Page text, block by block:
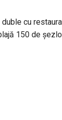
cu
150 de